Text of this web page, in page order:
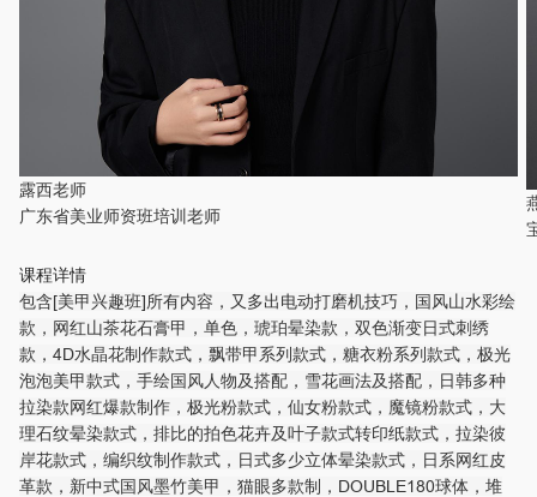
露西老师
广东省美业师资班培训老师
课程详情
包含[美甲兴趣班]所有内容，又多出电动打磨机技巧，国风山水彩绘
款，网红山茶花石膏甲，单色，琥珀晕染款，双色渐变日式刺绣
款，4D水晶花制作款式，飘带甲系列款式，糖衣粉系列款式，极光
泡泡美甲款式，手绘国风人物及搭配，雪花画法及搭配，日韩多种
拉染款网红爆款制作，极光粉款式，仙女粉款式，魔镜粉款式，大
理石纹晕染款式，排比的拍色花卉及叶子款式转印纸款式，拉染彼
岸花款式，编织纹制作款式，日式多少立体晕染款式，日系网红皮
革款，新中式国风墨竹美甲，猫眼多款制，DOUBLE180球体，堆